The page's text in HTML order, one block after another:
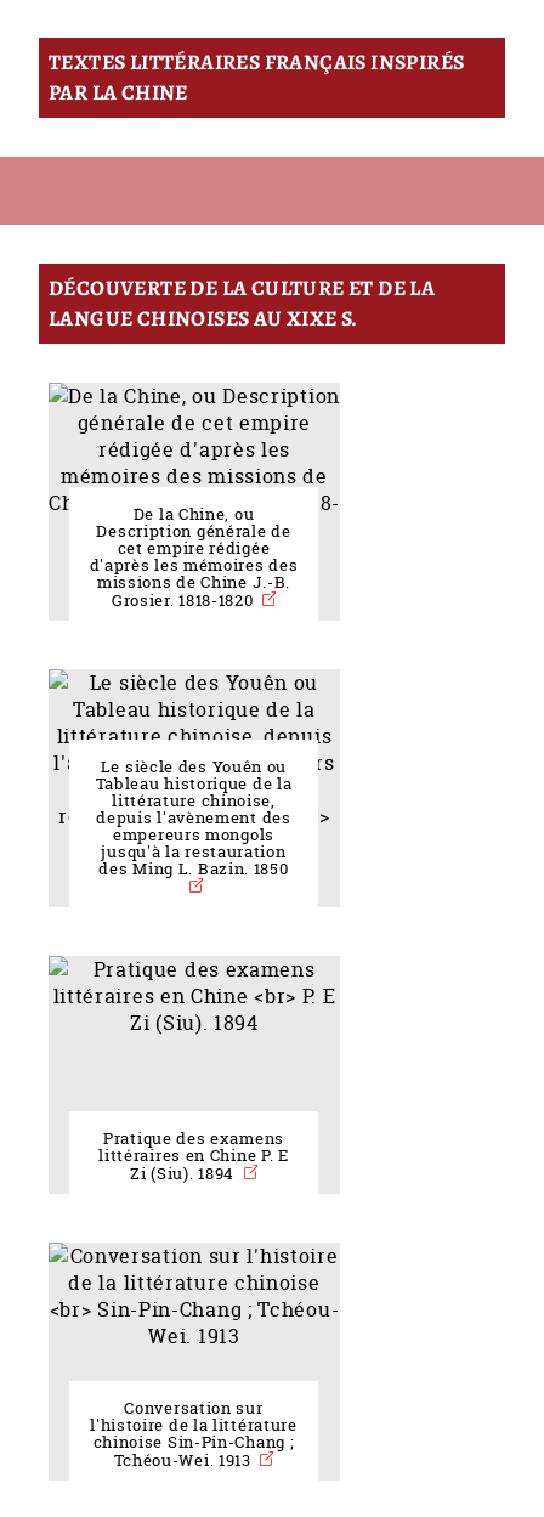
TEXTES LITTÉRAIRES FRANÇAIS INSPIRÉS
PAR LA CHINE
DÉCOUVERTE DE LA CULTURE ET DE LA
LANGUE CHINOISES AU XIXE S.
De la Chine, ou
Description générale de
cet empire rédigée
d'après les mémoires des
missions de Chine J.-B.
Grosier. 1818-1820
Le siècle des Youên ou
Tableau historique de la
littérature chinoise,
depuis l'avènement des
empereurs mongols
jusqu'à la restauration
des Ming L. Bazin. 1850
Pratique des examens
littéraires en Chine P. E
Zi (Siu). 1894
Conversation sur
l'histoire de la littérature
chinoise Sin-Pin-Chang ;
Tchéou-Wei. 1913